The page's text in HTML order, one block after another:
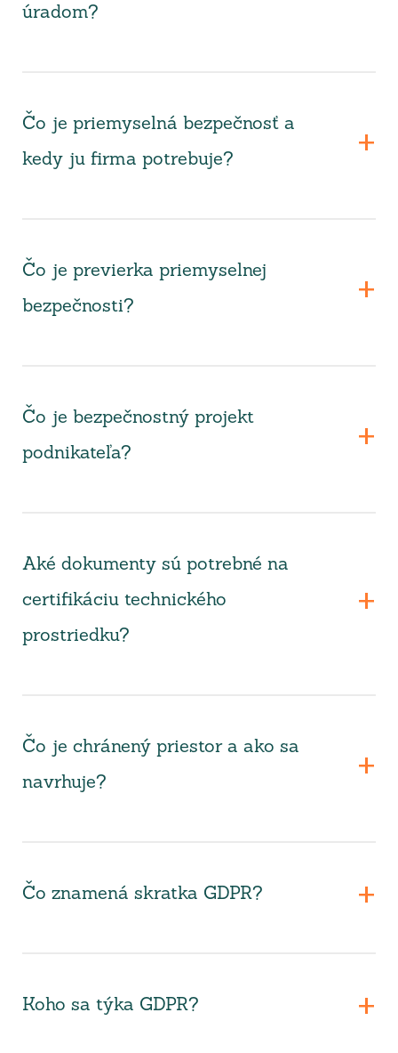
úradom?
Čo je priemyselná bezpečnosť a
kedy ju firma potrebuje?
Čo je previerka priemyselnej
bezpečnosti?
Čo je bezpečnostný projekt
podnikateľa?
Aké dokumenty sú potrebné na
certifikáciu technického
prostriedku?
Čo je chránený priestor a ako sa
navrhuje?
Čo znamená skratka GDPR?
Koho sa týka GDPR?